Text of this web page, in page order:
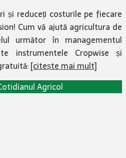
și reduceți costurile pe fiecare
Cum vă ajută agricultura de
următor în managementul
instrumentele Cropwise și
[citește mai mult]
Agricol